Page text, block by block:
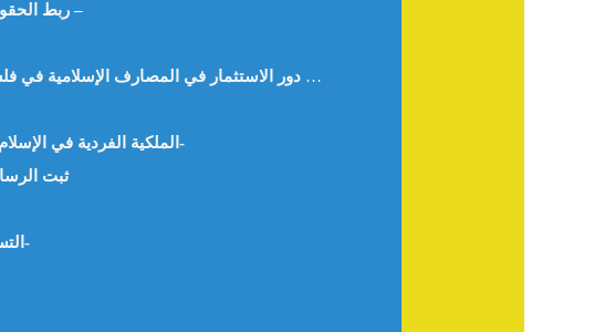
ربط الحقوق والالتزامات المؤجلة بتغير سعر الصرف وأثره في حل مشكلة التضخم د. أنس إبراهيم جاموس – سوريا –
الملكية الفردية في الإسلام قراءة في كتاب العدالة الاجتماعية في الإسلام للمفكر الشهيد سيد قطب رحمه الله-أ.حيدر ناصر-الجزائر-
ثبت
التسويق الإلكتروني للخدمات المصرفية الاسلامية : دليل البنوك التجارية الجزائرية- د. لعبيدي سامي-الجزائر-